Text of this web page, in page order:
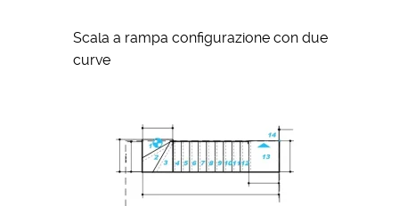
Scala a rampa configurazione con due
curve